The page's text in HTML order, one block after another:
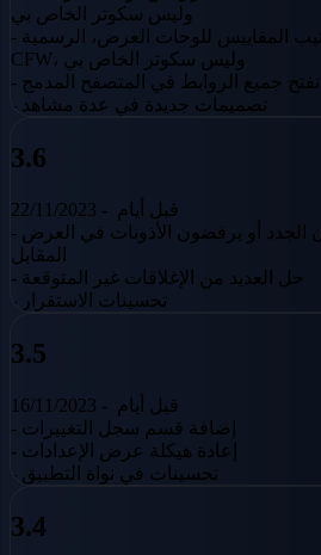
وليس سكوتر الخاص بي
- يمكنك الآن إعادة ترتيب المقاييس للوحات العرض، الرسمية،
CFW، وليس سكوتر الخاص بي
- تفتح جميع الروابط في المتصفح المدمج
- تصميمات جديدة في عدة مشاهد
3.6
22/11/2023 - قبل أيام
- الآن يقبل المستخدمون الجدد أو يرفضون الأذونات في العرض
المقابل
- حل العديد من الإغلاقات غير المتوقعة
- تحسينات الاستقرار
3.5
16/11/2023 - قبل أيام
- إضافة قسم سجل التغييرات
- إعادة هيكلة عرض الإعدادات
- تحسينات في نواة التطبيق
3.4